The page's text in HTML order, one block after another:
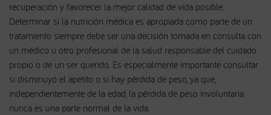
recuperación y favorecer la mejor calidad de vida posible.
Determinar si la nutrición médica es apropiada como parte de un
tratamiento siempre debe ser una decisión tomada en consulta con
un médico u otro profesional de la salud responsable del cuidado
propio o de un ser querido. Es especialmente importante consultar
si disminuyó el apetito o si hay pérdida de peso, ya que,
independientemente de la edad, la pérdida de peso involuntaria
nunca es una parte normal de la vida.